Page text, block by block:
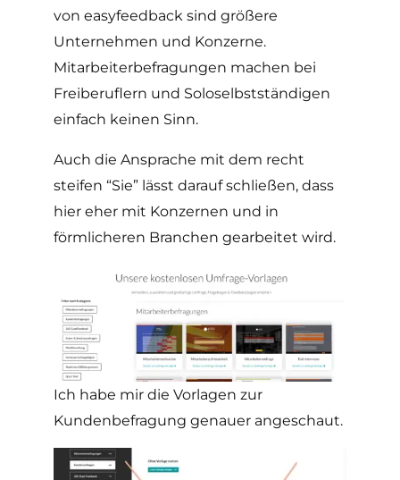
von easyfeedback sind größere
Unternehmen und Konzerne.
Mitarbeiterbefragungen machen bei
Freiberuflern und Soloselbstständigen
einfach keinen Sinn.
Auch die Ansprache mit dem recht
steifen “Sie” lässt darauf schließen, dass
hier eher mit Konzernen und in
förmlicheren Branchen gearbeitet wird.
Ich habe mir die Vorlagen zur
Kundenbefragung genauer angeschaut.